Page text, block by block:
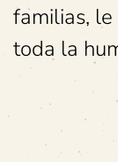
familias,
toda la